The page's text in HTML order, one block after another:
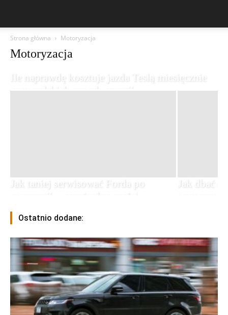
Strona główna Motoryzacja
Motoryzacja
Ile naprawdę kosztuje jazda Teslą miesięcznie
przy polskich cenach energii
Jak taniej serwisować Forda po
zamienniki i dobre warsztaty
Jak dbać
Ostatnio dodane: